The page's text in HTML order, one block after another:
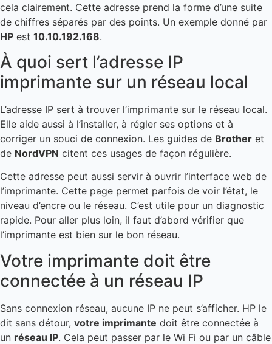
cela clairement. Cette adresse prend la forme d’une suite
de chiffres séparés par des points. Un exemple donné par
HP est 10.10.192.168.
À quoi sert l’adresse IP
imprimante sur un réseau local
L’adresse IP sert à trouver l’imprimante sur le réseau local.
Elle aide aussi à l’installer, à régler ses options et à
corriger un souci de connexion. Les guides de Brother et
de NordVPN citent ces usages de façon régulière.
Cette adresse peut aussi servir à ouvrir l’interface web de
l’imprimante. Cette page permet parfois de voir l’état, le
niveau d’encre ou le réseau. C’est utile pour un diagnostic
rapide. Pour aller plus loin, il faut d’abord vérifier que
l’imprimante est bien sur le bon réseau.
Votre imprimante doit être
connectée à un réseau IP
Sans connexion réseau, aucune IP ne peut s’afficher. HP le
dit sans détour, votre imprimante doit être connectée à
un réseau IP. Cela peut passer par le Wi Fi ou par un câble